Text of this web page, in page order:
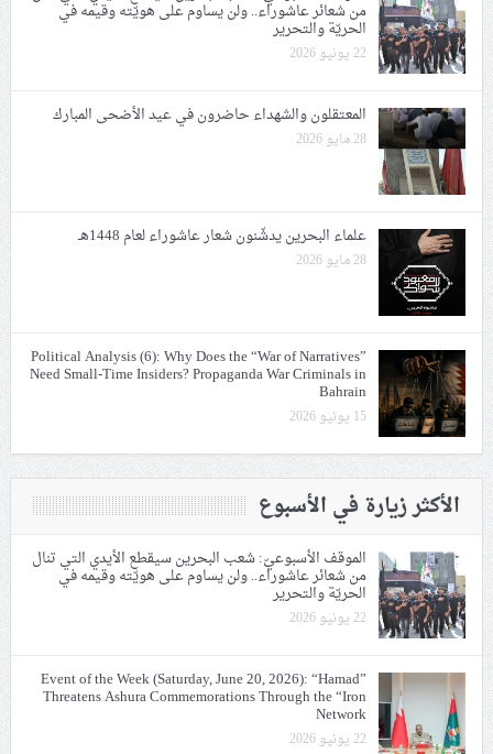
من شعائر عاشوراء.. ولن يساوم على هويّته وقيمه في
الحريّة والتحرير
22 يونيو 2026
المعتقلون والشهداء حاضرون في عيد الأضحى المبارك
28 مايو 2026
علماء البحرين يدشّنون شعار عاشوراء لعام 1448هـ
28 مايو 2026
Political Analysis (6): Why Does the “War of Narratives”
Need Small-Time Insiders? Propaganda War Criminals in
Bahrain
15 يونيو 2026
الأكثر زيارة في الأسبوع
الموقف الأسبوعيّ: شعب البحرين سيقطع الأيدي التي تنال
من شعائر عاشوراء.. ولن يساوم على هويّته وقيمه في
الحريّة والتحرير
22 يونيو 2026
Event of the Week (Saturday, June 20, 2026): “Hamad”
Threatens Ashura Commemorations Through the “Iron
Network
22 يونيو 2026